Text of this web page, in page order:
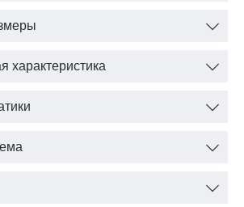
характеристика